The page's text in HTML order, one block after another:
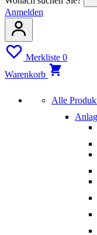
Anmelden
Merkliste 0
Warenkorb
Alle